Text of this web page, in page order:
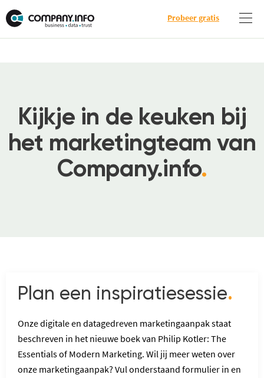
Probeer gratis
Kijkje in de keuken bij
het marketingteam van
Company.info.
Plan een inspiratiesessie.
Onze digitale en datagedreven marketingaanpak staat
beschreven in het nieuwe boek van Philip Kotler: The
Essentials of Modern Marketing. Wil jij meer weten over
onze marketingaanpak? Vul onderstaand formulier in en